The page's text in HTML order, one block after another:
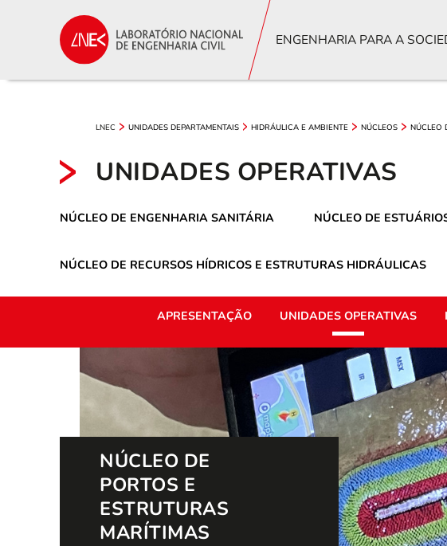
ENGENHARIA PARA A
LNEC UNIDADES DEPARTAMENTAIS HIDRÁULICA E AMBIENTE NÚCLEOS NÚCLEO
UNIDADES OPERATIVAS
NÚCLEO DE ENGENHARIA SANITÁRIA NÚCLEO DE
NÚCLEO DE RECURSOS HÍDRICOS E ESTRUTURAS HIDRÁULICAS
APRESENTAÇÃO UNIDADES OPERATIVAS
NÚCLEO DE
PORTOS E
ESTRUTURAS
MARÍTIMAS